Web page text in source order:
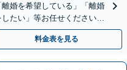
婚を希望している」「離婚
たい」等お任せください。
料金表を見る